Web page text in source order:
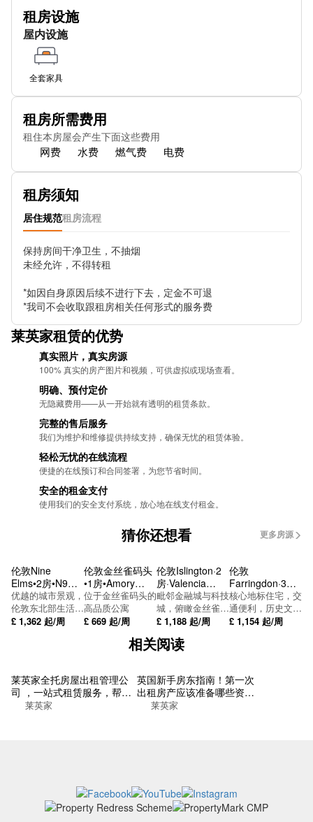
Avenue Road
诺比顿 (Norbiton Station)
Beverley Way Goals Sports Centre (Stop J)
Raynes Park High School Stop U
Farnham Gardens (Stop G)
Durham Road Stop J
Carters Bridge Stop L
Trafalgar Court Stop F
租房设施
屋内设施
全套家具
租房所需费用
租住本房屋会产生下面这些费用
网费 水费 燃气费 电费
租房须知
居住规范租房流程
保持房间干净卫生，不抽烟
未经允许，不得转租
*如因自身原因后续不进行下去，定金不可退
*我司不会收取跟租房相关任何形式的服务费
莱英家租赁的优势
真实照片，真实房源
100% 真实的房产图片和视频，可供虚拟或现场查看。
明确、预付定价
无隐藏费用——从一开始就有透明的租赁条款。
完整的售后服务
我们为维护和维修提供持续支持，确保无忧的租​​赁体验。
轻松无忧的在线流程
便捷的在线预订和合同签署，为您节省时间。
安全的租金支付
使用我们的安全支付系统，放心地在线支付租金。
猜你还想看 更多房源
伦敦Nine
Elms•2房•N9
One Thames
City
优越的城市景观，
伦敦东北部生活的
理想选择
£ 1,362 起/周
伦敦金丝雀码头
•1房•Amory
Tower
位于金丝雀码头的
高品质公寓
£ 669 起/周
伦敦Islington·2
房·Valencia
Tower
毗邻金融城与科技
城，俯瞰金丝雀码
头
£ 1,188 起/周
伦敦
Farringdon·3房
·Dispatch House
核心地标住宅，交
通便利，历史文化
悠久
£ 1,154 起/周
相关阅读
莱英家全托房屋出租管理公
司 ，一站式租赁服务，帮你
找到梦想的居所
莱英家
英国新手房东指南！第一次
出租房产应该准备哪些资
料？莱英家